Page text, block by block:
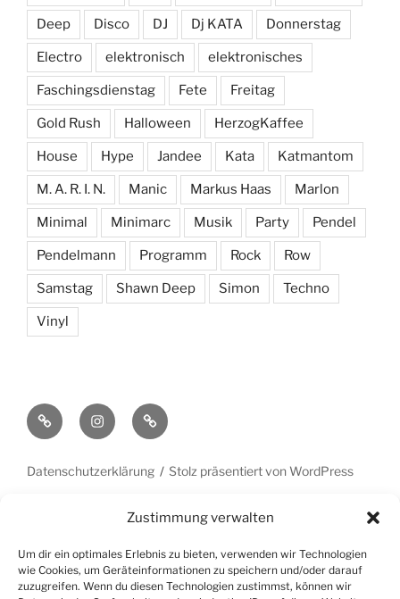
Zustimmung verwalten
Um dir ein optimales Erlebnis zu bieten, verwenden wir Technologien
wie Cookies, um Geräteinformationen zu speichern und/oder darauf
zuzugreifen. Wenn du diesen Technologien zustimmst, können wir
Deep Disco DJ Dj KATA Donnerstag
Electro elektronisch elektronisches
Faschingsdienstag Fete Freitag
Gold Rush Halloween HerzogKaffee
House Hype Jandee Kata Katmantom
M. A. R. I. N. Manic Markus Haas Marlon
Minimal Minimarc Musik Party Pendel
Pendelmann Programm Rock Row
Samstag Shawn Deep Simon Techno
Vinyl
Openstreet
Map
InstagramYelp
Datenschutzerklärung Stolz präsentiert von WordPress